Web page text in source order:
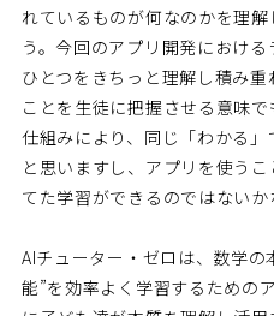
れているものが何なのかを理
う。今回のアプリ開発におけ
ひとつをきちっと理解し積み
ことを生徒に把握させる意味
仕組みにより、同じ「わかる
と思いますし、アプリを使う
てた学習ができるのではないか
AIチューター・ゼロは、数学
能”を効率よく学習するための